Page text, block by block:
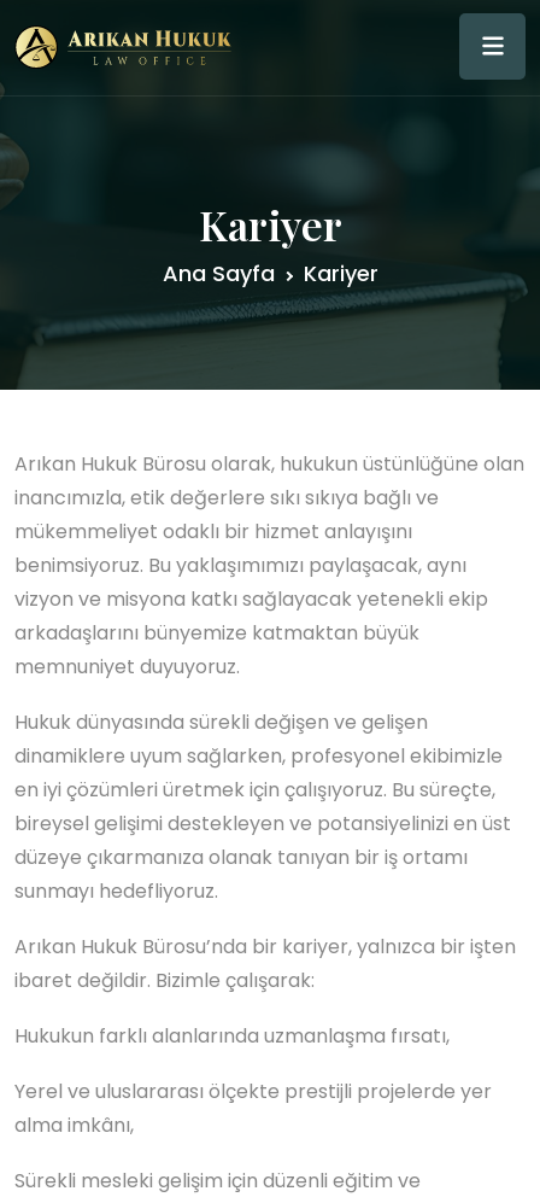
Kariyer
Ana Sayfa Kariyer
Arıkan Hukuk Bürosu olarak, hukukun üstünlüğüne olan
inancımızla, etik değerlere sıkı sıkıya bağlı ve
mükemmeliyet odaklı bir hizmet anlayışını
benimsiyoruz. Bu yaklaşımımızı paylaşacak, aynı
vizyon ve misyona katkı sağlayacak yetenekli ekip
arkadaşlarını bünyemize katmaktan büyük
memnuniyet duyuyoruz.
Hukuk dünyasında sürekli değişen ve gelişen
dinamiklere uyum sağlarken, profesyonel ekibimizle
en iyi çözümleri üretmek için çalışıyoruz. Bu süreçte,
bireysel gelişimi destekleyen ve potansiyelinizi en üst
düzeye çıkarmanıza olanak tanıyan bir iş ortamı
sunmayı hedefliyoruz.
Arıkan Hukuk Bürosu’nda bir kariyer, yalnızca bir işten
ibaret değildir. Bizimle çalışarak:
Hukukun farklı alanlarında uzmanlaşma fırsatı,
Yerel ve uluslararası ölçekte prestijli projelerde yer
alma imkânı,
Sürekli mesleki gelişim için düzenli eğitim ve